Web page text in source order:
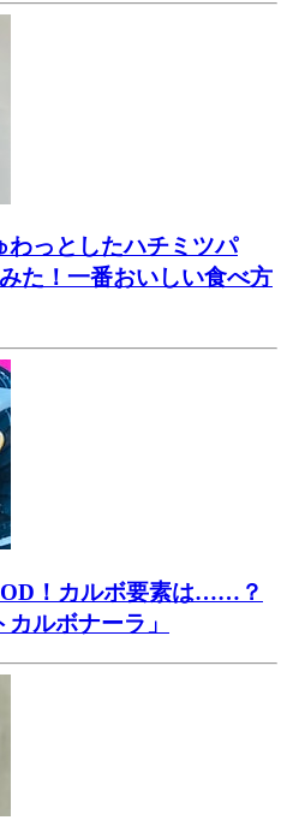
わっとしたハチミツパ
た！一番おいしい食べ方
！カルボ要素は……？
ルボナーラ」